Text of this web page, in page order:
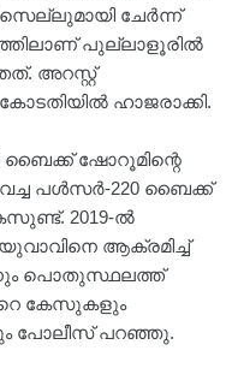
ചേർന്ന്
പുല്ലാളൂരിൽ
അറസ്റ്റ്
ഹാജരാക്കി.
ബൈക്ക് ഷോറൂമിന്റെ
പൾസർ-220 ബൈക്ക്
2019-ൽ
ആക്രമിച്ച്
പൊതുസ്ഥലത്ത്
കേസുകളും
പോലീസ് പറഞ്ഞു.